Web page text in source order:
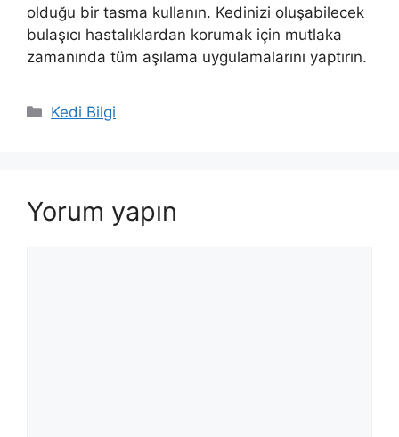
olduğu bir tasma kullanın. Kedinizi oluşabilecek
bulaşıcı hastalıklardan korumak için mutlaka
zamanında tüm aşılama uygulamalarını yaptırın.
Kategoriler
Kedi Bilgi
Yorum yapın